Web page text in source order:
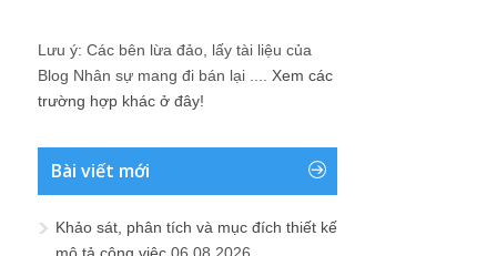
Lưu ý: Các bên lừa đảo, lấy tài liệu của
Blog Nhân sự mang đi bán lại .... Xem các
trường hợp khác ở đây!
Bài viết mới
Khảo sát, phân tích và mục đích thiết kế